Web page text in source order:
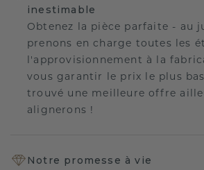
inestimable
Obtenez la pièce parfaite - au
prenons en charge toutes les
l'approvisionnement à la
vous garantir le prix le plus
trouvé une meilleure offre
alignerons !
Notre promesse à vie